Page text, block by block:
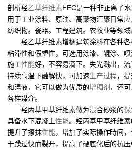
剖析羟乙基纤维素HEC是一种非正离子
用于工业涂料、原油、高聚物汇聚日常应
纺织物。瓷器。工程建筑。农牧业等领域
羟乙基纤维素增稠建筑涂料在各种各
粘滞性和假塑性，可选用涂漆、辊涂、
施工性能好，不容易滴下。失光溅出，
持续高温下融解快，可加速生产过程，
和混液，它可以做为优质的增稠剂 ，还
各样媒介。
羟丙基甲基纤维素做为混合砂浆的保
具备水下混凝土性能。羟丙基甲基纤维素
提升了擦抹性能，增加了实际操作時间
干躁过快而裂开，提高了硬底化后的抗压